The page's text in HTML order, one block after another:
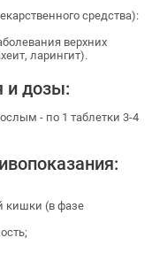
средства):
верхних
ларингит).
и дозы:
- по 1 таблетки 3-4
кишки (в фазе